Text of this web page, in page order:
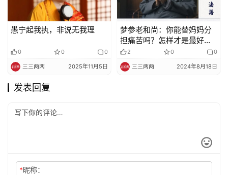
愚宁起我执，非说无我理
0 0 0
三三两两 2025年11月5日
梦参老和尚：你能替妈妈分
担痛苦吗？怎样才是最好的
报恩？
2 0 0
三三两两 2024年8月18日
发表回复
*昵称：